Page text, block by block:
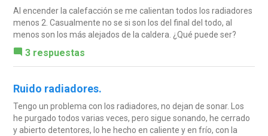
Al encender la calefacción se me calientan todos los radiadores
menos 2. Casualmente no se si son los del final del todo, al
menos son los más alejados de la caldera. ¿Qué puede ser?
3 respuestas
Ruido radiadores.
Tengo un problema con los radiadores, no dejan de sonar. Los
he purgado todos varias veces, pero sigue sonando, he cerrado
y abierto detentores, lo he hecho en caliente y en frío, con la